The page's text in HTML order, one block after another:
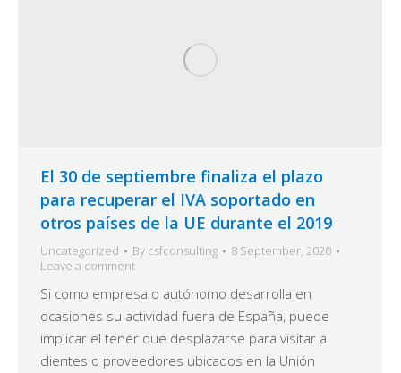
El 30 de septiembre finaliza el plazo
para recuperar el IVA soportado en
otros países de la UE durante el 2019
Uncategorized By csfconsulting
8 September, 2020
Leave a comment
Si como empresa o autónomo desarrolla en
ocasiones su actividad fuera de España, puede
implicar el tener que desplazarse para visitar a
clientes o proveedores ubicados en la Unión